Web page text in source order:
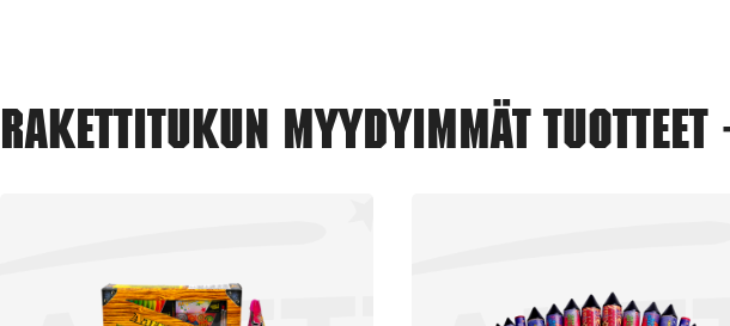
Rakettitukun myydyimmät tuotteet